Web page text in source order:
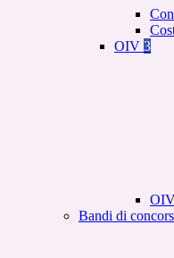
OIV 3
Bandi di